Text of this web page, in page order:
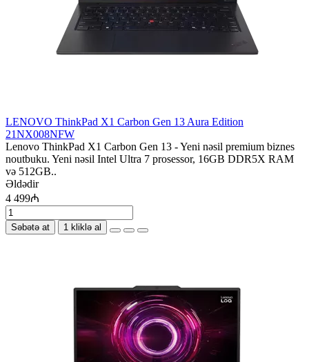
LENOVO ThinkPad X1 Carbon Gen 13 Aura Edition
21NX008NFW
Lenovo ThinkPad X1 Carbon Gen 13 - Yeni nəsil premium biznes
noutbuku. Yeni nəsil Intel Ultra 7 prosessor, 16GB DDR5X RAM
və 512GB..
Əldədir
4 499₼
Səbətə at 1 kliklə al